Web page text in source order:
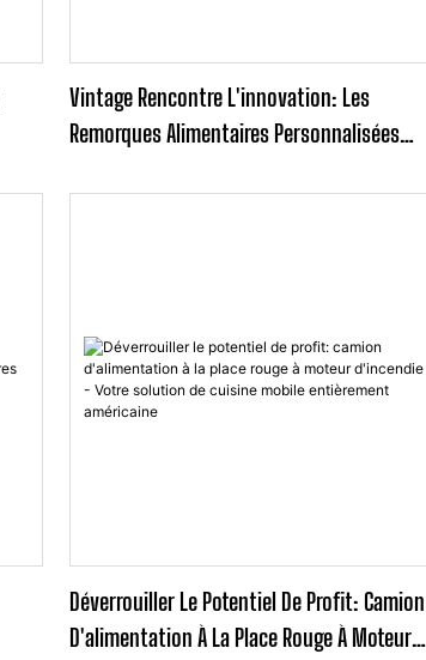
Vintage Rencontre L'innovation: Les
Remorques Alimentaires Personnalisées
Déverrouiller Le Potentiel De Profit: Camion
D'alimentation À La Place Rouge À Moteur